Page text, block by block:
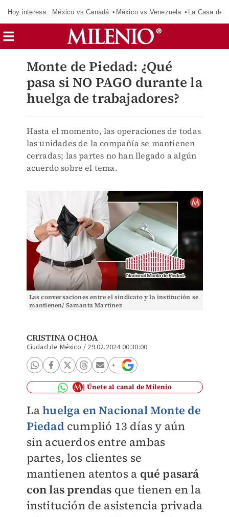
Hoy interesa: México vs Canadá México vs Venezuela La Casa de
Monte de Piedad: ¿Qué
pasa si NO PAGO durante la
huelga de trabajadores?
Hasta el momento, las operaciones de todas
las unidades de la compañía se mantienen
cerradas; las partes no han llegado a algún
acuerdo sobre el tema.
Las conversaciones entre el sindicato y la institución se
mantienen/ Samanta Martínez
CRISTINA OCHOA
Ciudad de México / 29.02.2024 00:30:00
Únete al canal de Milenio
Lahuelga en Nacional Monte de
Piedad cumplió 13 días y aún
sin acuerdos entre ambas
partes, los clientes se
mantienen atentos a qué pasará
con las prendas que tienen en la
institución de asistencia privada